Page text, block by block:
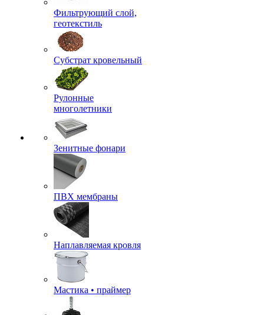
Фильтрующий слой,
геотекстиль
Субстрат кровельный
Рулонные
многолетники
Зенитные фонари
ПВХ мембраны
Наплавляемая кровля
Мастика • праймер